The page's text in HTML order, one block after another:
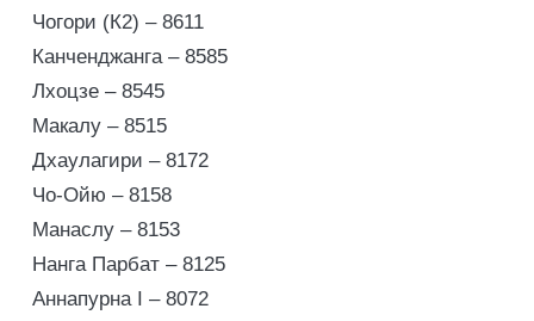
Чогори (К2) – 8611
Канченджанга – 8585
Лхоцзе – 8545
Макалу – 8515
Дхаулагири – 8172
Чо-Ойю – 8158
Манаслу – 8153
Нанга Парбат – 8125
Аннапурна I – 8072